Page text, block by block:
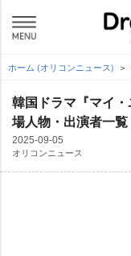
ホーム (オリコンニュース)
韓国ドラマ『マイ
場人物・出演者一
2025-09-05
オリコンニュース